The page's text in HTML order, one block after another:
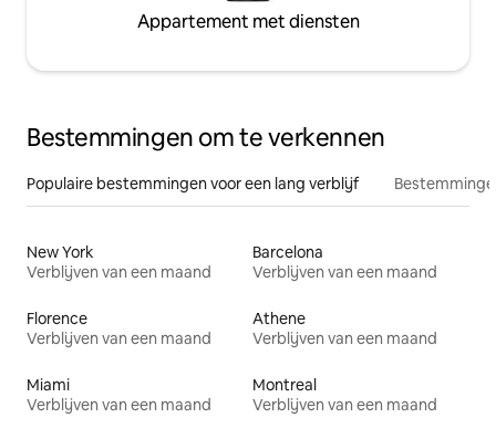
Appartement met diensten
Bestemmingen om te verkennen
Populaire bestemmingen voor een lang verblijf
New York
Verblijven van een maand
Barcelona
Verblijven van een maand
Florence
Verblijven van een maand
Athene
Verblijven van een maand
Miami
Verblijven van een maand
Montreal
Verblijven van een maand